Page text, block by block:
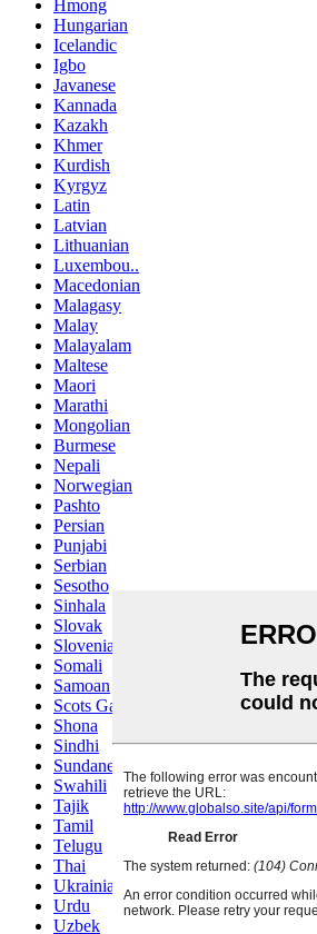
Hmong
Hungarian
Icelandic
Igbo
Javanese
Kannada
Kazakh
Khmer
Kurdish
Kyrgyz
Latin
Latvian
Lithuanian
Luxembou..
Macedonian
Malagasy
Malay
Malayalam
Maltese
Maori
Marathi
Mongolian
Burmese
Nepali
Norwegian
Pashto
Persian
Punjabi
Serbian
Sesotho
Sinhala
Slovak
Slovenian
Somali
Samoan
Scots Gaelic
Shona
Sindhi
Sundanese
Swahili
Tajik
Tamil
Telugu
Thai
Ukrainian
Urdu
Uzbek